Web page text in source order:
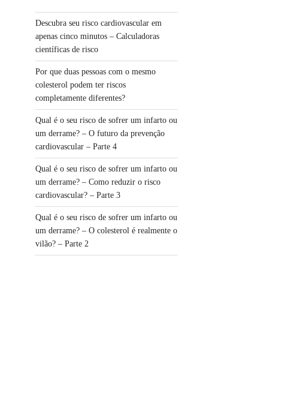
Descubra seu risco cardiovascular em
apenas cinco minutos – Calculadoras
científicas de risco
Por que duas pessoas com o mesmo
colesterol podem ter riscos
completamente diferentes?
Qual é o seu risco de sofrer um infarto ou
um derrame? – O futuro da prevenção
cardiovascular – Parte 4
Qual é o seu risco de sofrer um infarto ou
um derrame? – Como reduzir o risco
cardiovascular? – Parte 3
Qual é o seu risco de sofrer um infarto ou
um derrame? – O colesterol é realmente o
vilão? – Parte 2